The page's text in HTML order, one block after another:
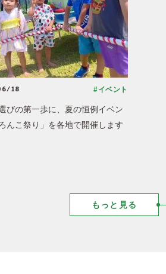
18
びの第一歩に、夏の恒例イベン
んこ祭り」を各地で開催します
#イベント
もっと見る